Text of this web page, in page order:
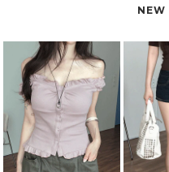
NEW